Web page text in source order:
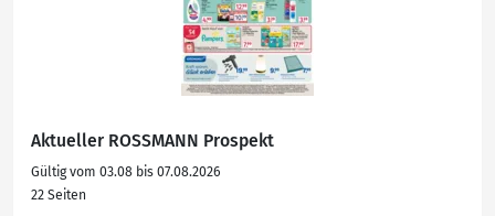
Aktueller ROSSMANN Prospekt
Gültig vom 03.08 bis 07.08.2026
22 Seiten